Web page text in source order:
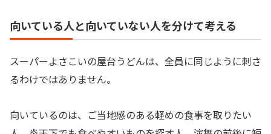
向いている人と向いていない人を分けて考える
スーパーよさこいの屋台うどんは、全員に同じように刺さ
るわけではありません。
向いているのは、ご当地感のある軽めの食事を取りたい